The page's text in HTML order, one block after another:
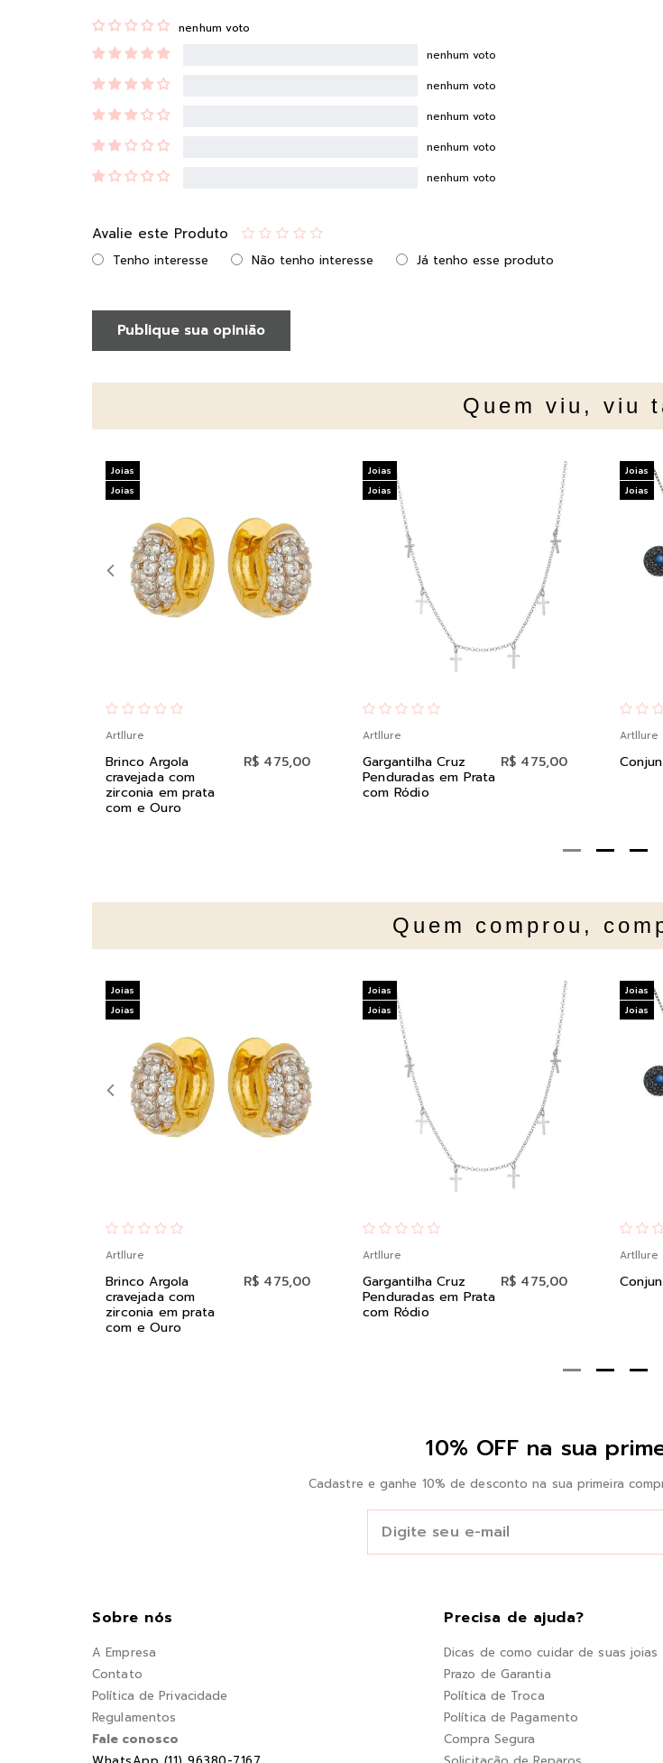
nenhum voto
nenhum voto
nenhum voto
nenhum voto
nenhum voto
nenhum voto
Avalie este Produto
Tenho interesse Não tenho interesse Já tenho esse produto
Publique sua opinião
Quem viu, viu
Artllure
Brinco Argola
cravejada com
zirconia em prata
com e Ouro
R$ 475,00
Joias
Joias
Artllure
Gargantilha Cruz
Penduradas em Prata
com Ródio
R$ 475,00
Joias
Joias
Artllure
Joias
Joias
Quem comprou,
Artllure
Brinco Argola
cravejada com
zirconia em prata
com e Ouro
R$ 475,00
Joias
Joias
Artllure
Gargantilha Cruz
Penduradas em Prata
com Ródio
R$ 475,00
Joias
Joias
Artllure
Joias
Joias
10% OFF na sua
Cadastre e ganhe 10% de desconto na sua primeira
Sobre nós
A Empresa
Contato
Política de Privacidade
Regulamentos
Fale conosco
Precisa de ajuda?
Dicas de como cuidar de suas joias
Prazo de Garantia
Política de Troca
Política de Pagamento
Compra Segura